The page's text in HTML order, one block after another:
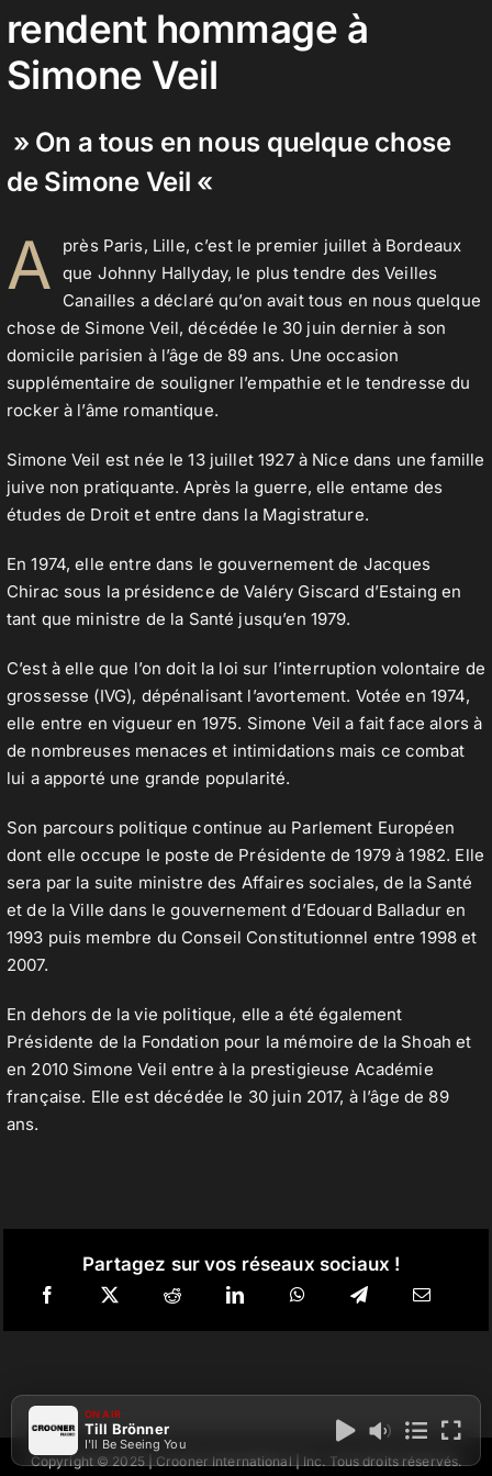
Contact
rendent hommage à
Simone Veil
» On a tous en nous quelque chose
de Simone Veil «
A
près Paris, Lille, c’est le premier juillet à Bordeaux
que Johnny Hallyday, le plus tendre des Veilles
Canailles a déclaré qu’on avait tous en nous quelque
chose de Simone Veil, décédée le 30 juin dernier à son
domicile parisien à l’âge de 89 ans. Une occasion
supplémentaire de souligner l’empathie et le tendresse du
rocker à l’âme romantique.
Simone Veil est née le 13 juillet 1927 à Nice dans une famille
juive non pratiquante. Après la guerre, elle entame des
études de Droit et entre dans la Magistrature.
En 1974, elle entre dans le gouvernement de Jacques
Chirac sous la présidence de Valéry Giscard d’Estaing en
tant que ministre de la Santé jusqu’en 1979.
C’est à elle que l’on doit la loi sur l’interruption volontaire de
grossesse (IVG), dépénalisant l’avortement. Votée en 1974,
elle entre en vigueur en 1975. Simone Veil a fait face alors à
de nombreuses menaces et intimidations mais ce combat
lui a apporté une grande popularité.
Son parcours politique continue au Parlement Européen
dont elle occupe le poste de Présidente de 1979 à 1982. Elle
sera par la suite ministre des Affaires sociales, de la Santé
et de la Ville dans le gouvernement d’Edouard Balladur en
1993 puis membre du Conseil Constitutionnel entre 1998 et
2007.
En dehors de la vie politique, elle a été également
Présidente de la Fondation pour la mémoire de la Shoah et
en 2010 Simone Veil entre à la prestigieuse Académie
française. Elle est décédée le 30 juin 2017, à l’âge de 89
ans.
Partagez sur vos réseaux sociaux !
Copyright © 2025 | Crooner International | Inc. Tous droits réservés.
ON AIR
Till Brönner
I'll Be Seeing You